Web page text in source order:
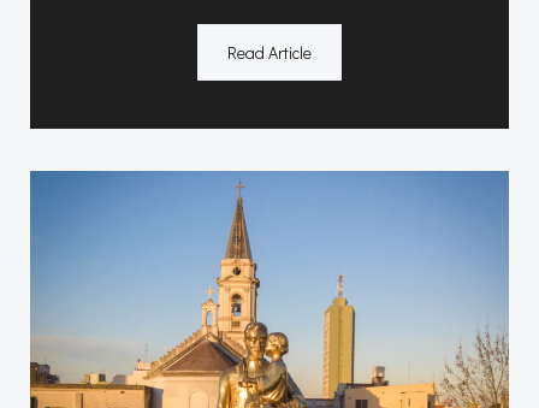
Read Article